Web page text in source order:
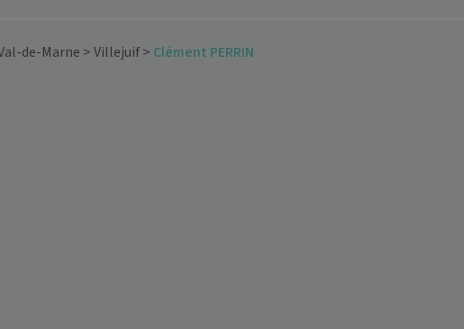
de-Marne >Villejuif> Clément PERRIN